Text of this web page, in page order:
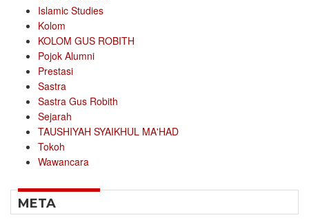
Islamic Studies
Kolom
KOLOM GUS ROBITH
Pojok Alumni
Prestasi
Sastra
Sastra Gus Robith
Sejarah
TAUSHIYAH SYAIKHUL MA'HAD
Tokoh
Wawancara
META